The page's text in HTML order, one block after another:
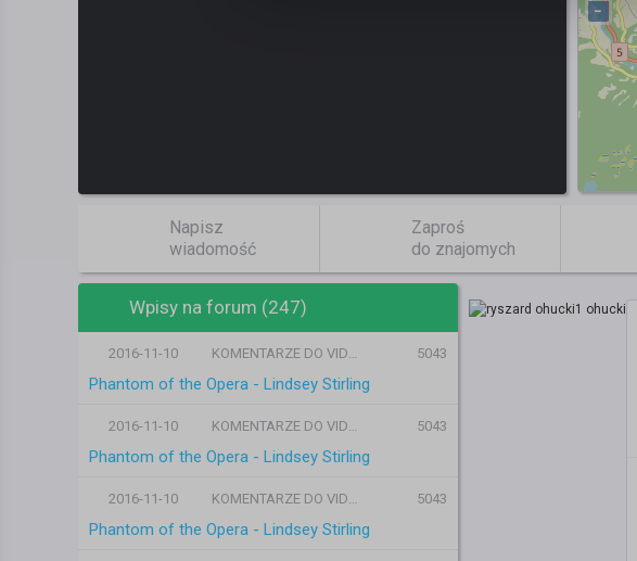
−
Napisz
wiadomość
Zaproś
do znajomych
Wpisy na forum (247)
2016-11-10 KOMENTARZE DO VIDEO 5043
Phantom of the Opera - Lindsey Stirling
2016-11-10 KOMENTARZE DO VIDEO 5043
Phantom of the Opera - Lindsey Stirling
2016-11-10 KOMENTARZE DO VIDEO 5043
Phantom of the Opera - Lindsey Stirling